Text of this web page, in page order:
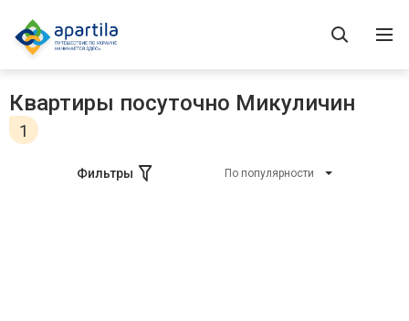
Квартиры посуточно Микуличин
1
Фильтры По популярности